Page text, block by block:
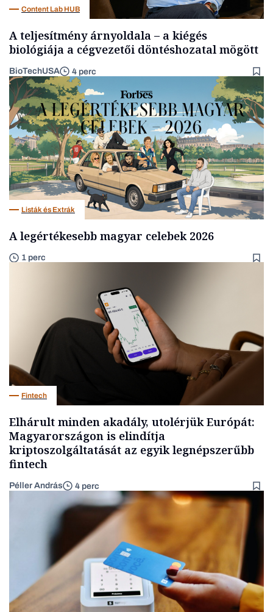
Content Lab HUB
A teljesítmény árnyoldala – a kiégés
biológiája a cégvezetői döntéshozatal mögött
BioTechUSA 4 perc
Listák és Extrák
A legértékesebb magyar celebek 2026
1 perc
Fintech
Elhárult minden akadály, utolérjük Európát:
Magyarországon is elindítja
kriptoszolgáltatását az egyik legnépszerűbb
fintech
Péller András 4 perc